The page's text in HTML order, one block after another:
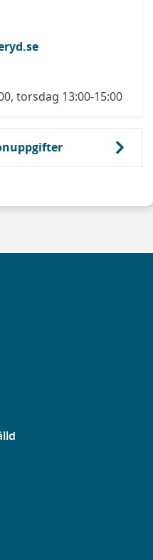
torsdag 13:00-15:00